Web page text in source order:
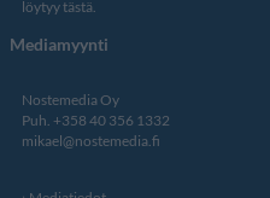
löytyy tästä
Mediamyynti
Nostemedia Oy
Puh. +358 40 356 1332
mikael@nostemedia.fi